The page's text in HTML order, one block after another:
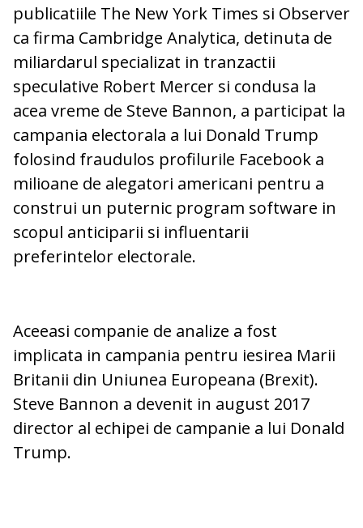
publicatiile The New York Times si Observer
ca firma Cambridge Analytica, detinuta de
miliardarul specializat in tranzactii
speculative Robert Mercer si condusa la
acea vreme de Steve Bannon, a participat la
campania electorala a lui Donald Trump
folosind fraudulos profilurile Facebook a
milioane de alegatori americani pentru a
construi un puternic program software in
scopul anticiparii si influentarii
preferintelor electorale.
Aceeasi companie de analize a fost
implicata in campania pentru iesirea Marii
Britanii din Uniunea Europeana (Brexit).
Steve Bannon a devenit in august 2017
director al echipei de campanie a lui Donald
Trump.